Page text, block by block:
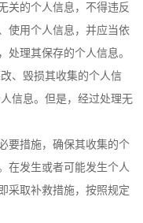
的个人信息，不得违反
使用个人信息，并应当依
处理其保存的个人信息。
、毁损其收集的个人信
信息。但是，经过处理无
措施，确保其收集的个
在发生或者可能发生个人
采取补救措施，按照规定